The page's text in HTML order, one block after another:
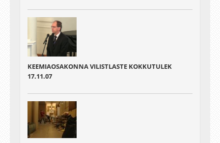
KEEMIAOSAKONNA VILISTLASTE KOKKUTULEK
17.11.07